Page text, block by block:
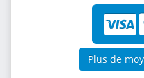
Plus de